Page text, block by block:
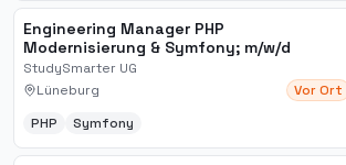
Engineering Manager PHP
Modernisierung & Symfony; m​/w​/d
StudySmarter UG
Lüneburg
Vor Ort
PHP Symfony